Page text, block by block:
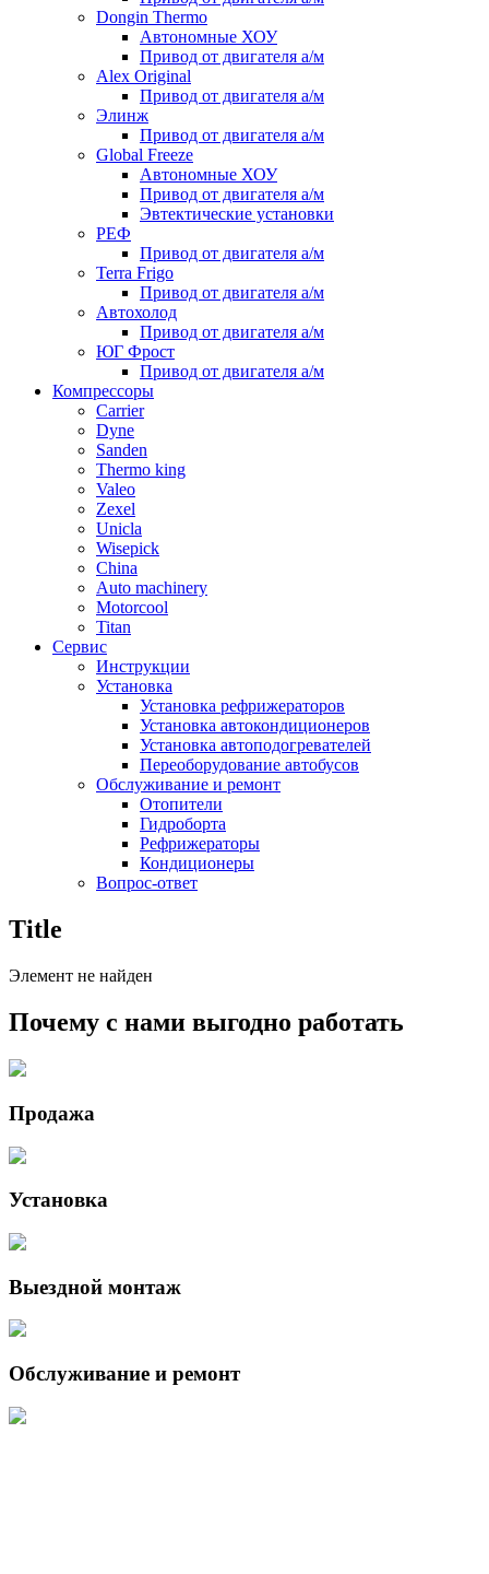
Dongin Thermo
Автономные ХОУ
Привод от двигателя а/м
Alex Original
Привод от двигателя а/м
Элинж
Привод от двигателя а/м
Global Freeze
Автономные ХОУ
Привод от двигателя а/м
Эвтектические установки
РЕФ
Привод от двигателя а/м
Terra Frigo
Привод от двигателя а/м
Автохолод
Привод от двигателя а/м
ЮГ Фрост
Привод от двигателя а/м
Компрессоры
Carrier
Dyne
Sanden
Thermo king
Valeo
Zexel
Unicla
Wisepick
China
Auto machinery
Motorcool
Titan
Сервис
Инструкции
Установка
Установка рефрижераторов
Установка автокондиционеров
Установка автоподогревателей
Переоборудование автобусов
Обслуживание и ремонт
Отопители
Гидроборта
Рефрижераторы
Кондиционеры
Вопрос-ответ
Title
Элемент не найден
Почему с нами выгодно работать
Продажа
Установка
Выездной монтаж
Обслуживание и ремонт